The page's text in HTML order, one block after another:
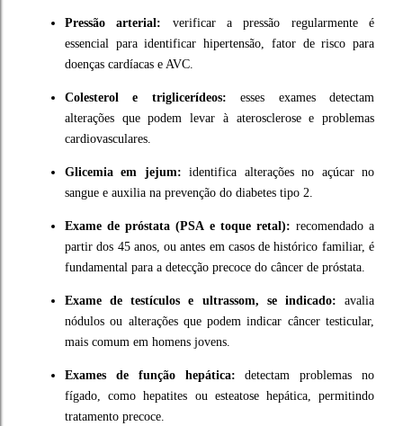
Pressão arterial: verificar a pressão regularmente é
essencial para identificar hipertensão, fator de risco para
doenças cardíacas e AVC.
Colesterol e triglicerídeos:esses exames detectam
alterações que podem levar à aterosclerose e problemas
cardiovasculares.
Glicemia em jejum: identifica alterações no açúcar no
sangue e auxilia na prevenção do diabetes tipo 2.
Exame de próstata (PSA e toque retal): recomendado a
partir dos 45 anos, ou antes em casos de histórico familiar, é
fundamental para a detecção precoce do câncer de próstata.
Exame de testículos e ultrassom, se indicado: avalia
nódulos ou alterações que podem indicar câncer testicular,
mais comum em homens jovens.
Exames de função hepática: detectam problemas no
fígado, como hepatites ou esteatose hepática, permitindo
tratamento precoce.